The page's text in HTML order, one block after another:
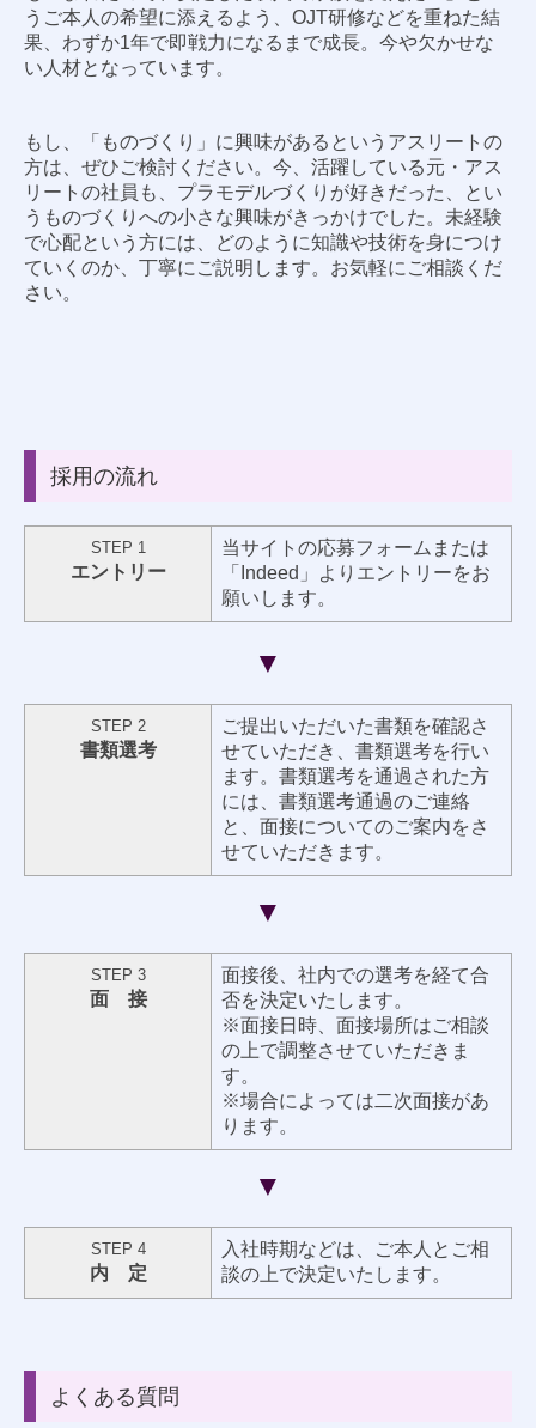
うご本人の希望に添えるよう、OJT研修などを重ねた結
果、わずか1年で即戦力になるまで成長。今や欠かせな
い人材となっています。
もし、「ものづくり」に興味があるというアスリートの
方は、ぜひご検討ください。今、活躍している元・アス
リートの社員も、プラモデルづくりが好きだった、とい
うものづくりへの小さな興味がきっかけでした。未経験
で心配という方には、どのように知識や技術を身につけ
ていくのか、丁寧にご説明します。お気軽にご相談くだ
さい。
採用の流れ
STEP 1
エントリー
当サイトの応募フォームまたは
「Indeed」よりエントリーをお
願いします。
▼
STEP 2
書類選考
ご提出いただいた書類を確認さ
せていただき、書類選考を行い
ます。書類選考を通過された方
には、書類選考通過のご連絡
と、面接についてのご案内をさ
せていただきます。
▼
STEP 3
面 接
面接後、社内での選考を経て合
否を決定いたします。
※面接日時、面接場所はご相談
の上で調整させていただきま
す。
※場合によっては二次面接があ
ります。
▼
STEP 4
内 定
入社時期などは、ご本人とご相
談の上で決定いたします。
よくある質問